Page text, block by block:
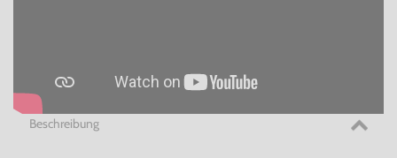
Beschreibung